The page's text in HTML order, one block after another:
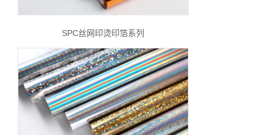
SPC丝网印烫印箔系列